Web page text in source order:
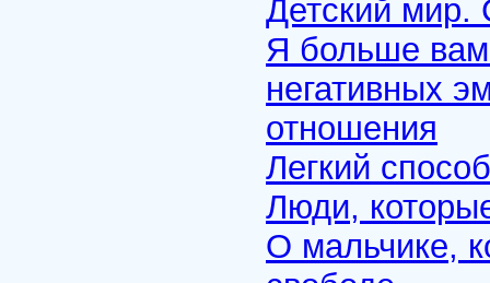
Детский мир.
Я больше вам
негативных
отношения
Легкий
Люди,
О мальчике,